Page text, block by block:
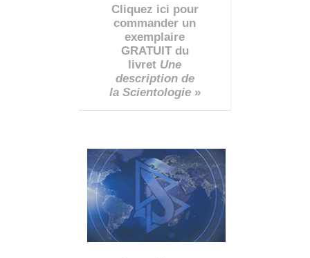
Cliquez ici pour
commander un
exemplaire
GRATUIT du
livret Une
description de
la Scientologie»